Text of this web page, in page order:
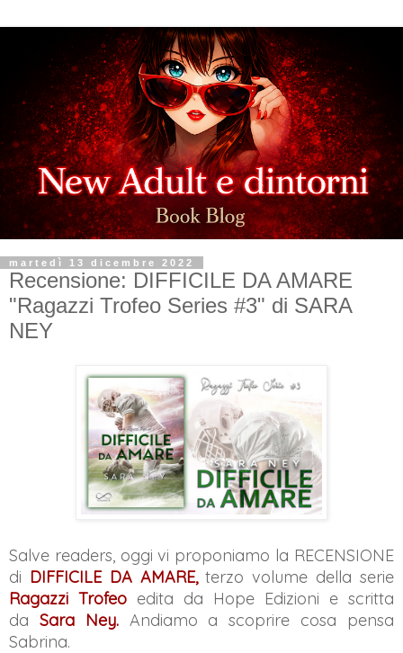
martedì 13 dicembre 2022
Recensione: DIFFICILE DA AMARE
"Ragazzi Trofeo Series #3" di SARA
NEY
Salve readers, oggi vi proponiamo la RECENSIONE
di DIFFICILE DA AMARE,terzo volume della serie
Ragazzi Trofeo edita da Hope Edizioni e scritta
da Sara Ney.Andiamo a scoprire cosa pensa
Sabrina.